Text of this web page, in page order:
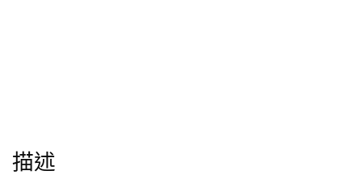
描述